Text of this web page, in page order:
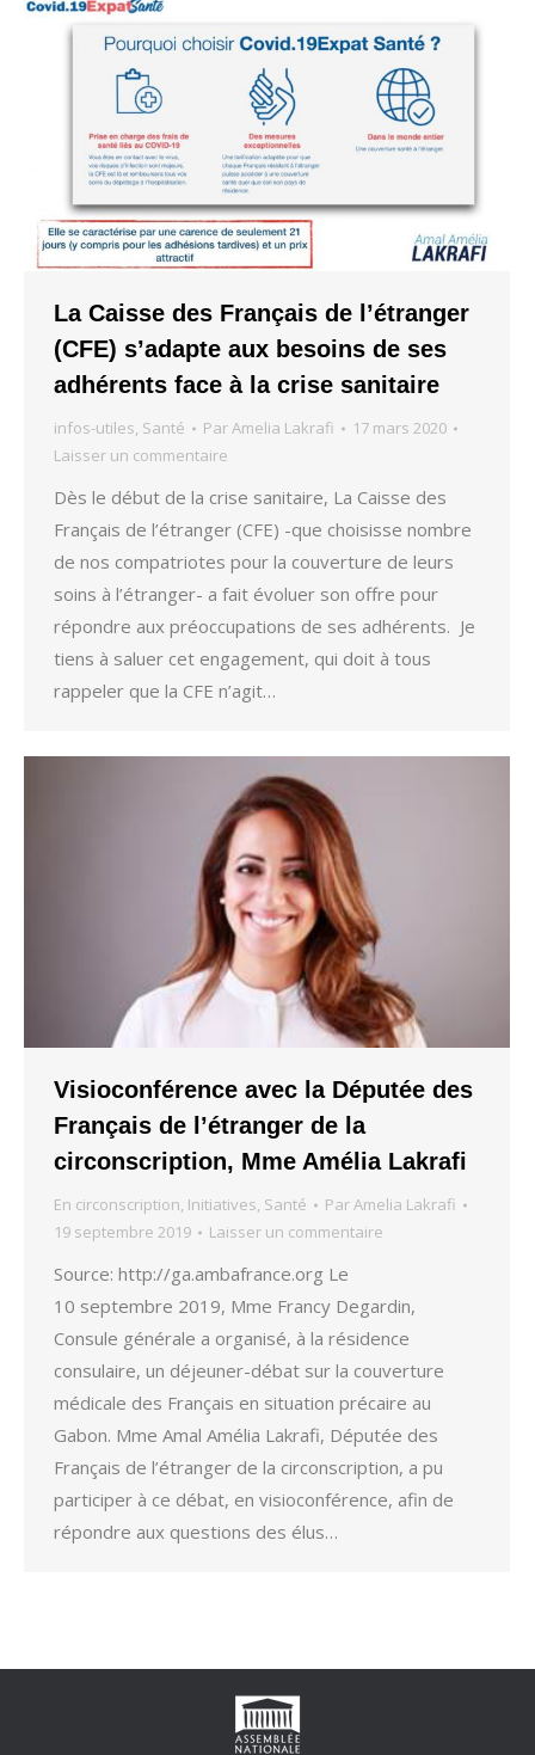
La Caisse des Français de l’étranger
(CFE) s’adapte aux besoins de ses
adhérents face à la crise sanitaire
infos-utiles, Santé ParAmelia Lakrafi
17 mars 2020
Laisser un commentaire
Dès le début de la crise sanitaire, La Caisse des
Français de l’étranger (CFE) -que choisisse nombre
de nos compatriotes pour la couverture de leurs
soins à l’étranger- a fait évoluer son offre pour
répondre aux préoccupations de ses adhérents. Je
tiens à saluer cet engagement, qui doit à tous
rappeler que la CFE n’agit…
Visioconférence avec la Députée des
Français de l’étranger de la
circonscription, Mme Amélia Lakrafi
En circonscription, Initiatives, Santé ParAmelia Lakrafi
19 septembre 2019
Laisser un commentaire
Source: http://ga.ambafrance.org Le
10 septembre 2019, Mme Francy Degardin,
Consule générale a organisé, à la résidence
consulaire, un déjeuner-débat sur la couverture
médicale des Français en situation précaire au
Gabon. Mme Amal Amélia Lakrafi, Députée des
Français de l’étranger de la circonscription, a pu
participer à ce débat, en visioconférence, afin de
répondre aux questions des élus…